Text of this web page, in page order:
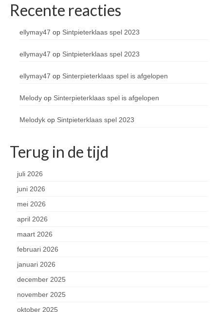
Recente reacties
ellymay47 op Sintpieterklaas spel 2023
ellymay47 op Sintpieterklaas spel 2023
ellymay47 op Sinterpieterklaas spel is afgelopen
Melody op Sinterpieterklaas spel is afgelopen
Melodyk op Sintpieterklaas spel 2023
Terug in de tijd
juli 2026
juni 2026
mei 2026
april 2026
maart 2026
februari 2026
januari 2026
december 2025
november 2025
oktober 2025